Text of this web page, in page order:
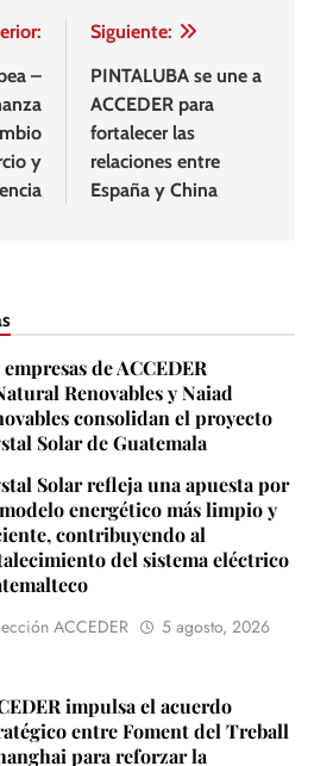
–
y
Siguiente:
PINTALUBA se une a
ACCEDER para
fortalecer las
relaciones entre
España y China
empresas de ACCEDER
Renovables y Naiad
consolidan el proyecto
Solar de Guatemala
Solar refleja una apuesta por
energético más limpio y
contribuyendo al
del sistema eléctrico
ACCEDER 5 agosto, 2026
impulsa el acuerdo
entre Foment del Treball
para reforzar la